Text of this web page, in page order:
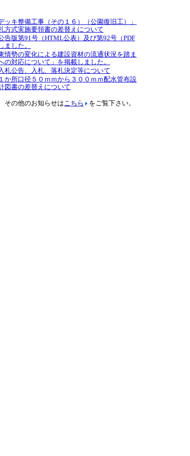
ッキ整備工事（その１６）（公園復旧工）」
方式実施要領書の差替えについて
告版第91号（HTML公表）及び第92号（PDF
ました。
情勢の変化による建設資材の流通状況を踏ま
の対応について」を掲載しました。
札公告、入札、落札決定等について
か所口径５０ｍｍから３００ｍｍ配水管布設
図書の差替えについて
その他のお知らせはこちら をご覧下さい。